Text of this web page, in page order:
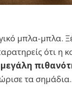
μπλα-μπλα.
ότι η
τα σημάδια.